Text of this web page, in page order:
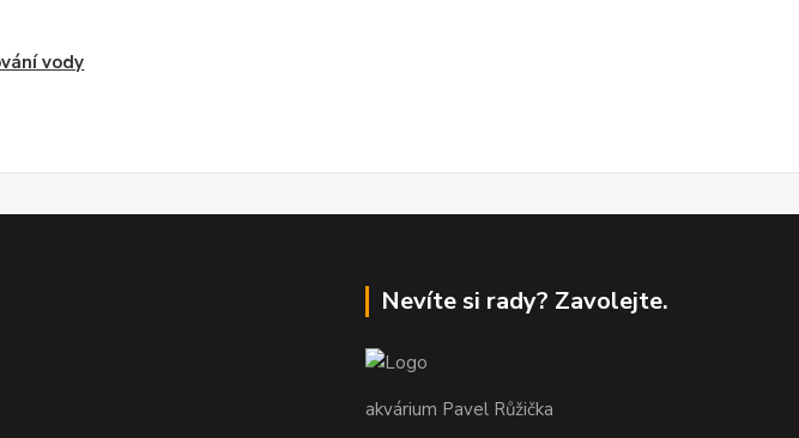
vody
Nevíte si rady? Zavolejte.
akvárium Pavel Růžička